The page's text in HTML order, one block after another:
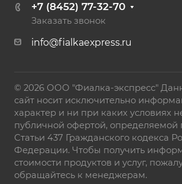
+7 (8452) 77-32-70
Заказать звонок
info@fialkaexpress.ru
© 2026 ООО "Фиалка-экспресс"
сайт носит исключительно
характер и ни при каких условиях
публичной офертой,
Статьи 437 Гражданского кодекса
Федерации. Чтобы получить
стоимости продуктов и услуг,
обращайтесь к менеджерам.